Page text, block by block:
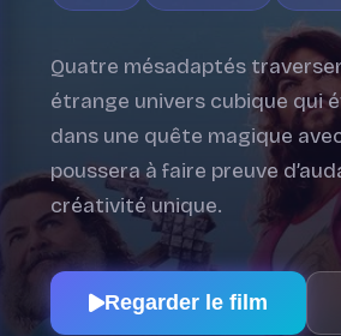
Quatre mésadaptés
étrange univers cubique qui
dans une quête magique
poussera à faire preuve
créativité unique.
Regarder le film